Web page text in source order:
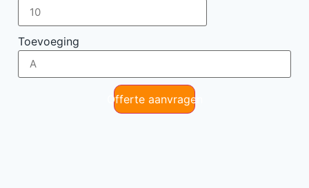
Toevoeging
Offerte aanvragen